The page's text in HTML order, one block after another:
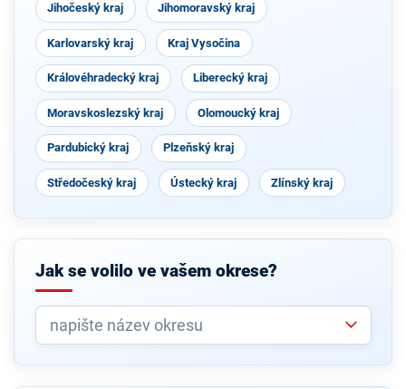
Jihočeský kraj Jihomoravský kraj
Karlovarský kraj Kraj Vysočina
Královéhradecký kraj Liberecký kraj
Moravskoslezský kraj Olomoucký kraj
Pardubický kraj Plzeňský kraj
Středočeský kraj Ústecký kraj Zlínský kraj
Jak se volilo ve vašem okrese?